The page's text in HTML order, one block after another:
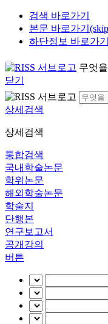
검색 바로가기
본문 바로가기
하단정보 바로가기
무엇
닫기
상세검색
상세검색
통합검색
국내학술논문
학위논문
해외학술논문
학술지
단행본
연구보고서
공개강의
버튼